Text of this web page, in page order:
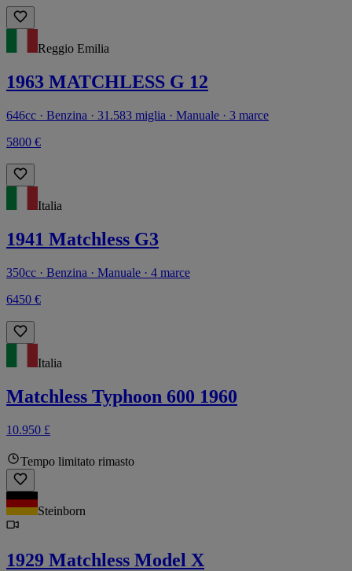
Reggio Emilia
1963 MATCHLESS G 12
646cc · Benzina · 31.583 miglia · Manuale · 3 marce
5800 €
Italia
1941 Matchless G3
350cc · Benzina · Manuale · 4 marce
6450 €
Italia
Matchless Typhoon 600 1960
10.950 £
Tempo limitato rimasto
Steinborn
1929 Matchless Model X